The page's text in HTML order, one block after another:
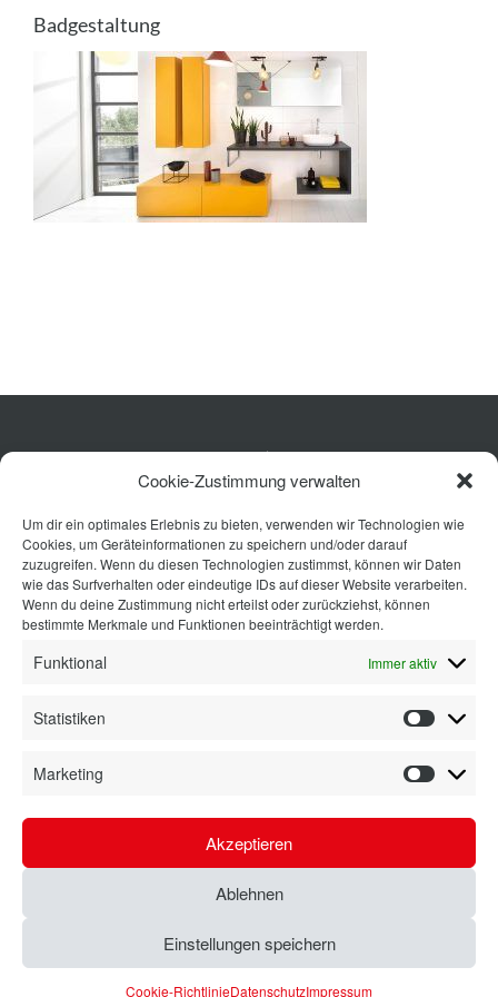
Cookie-Zustimmung verwalten
Um dir ein optimales Erlebnis zu bieten, verwenden wir Technologien wie
Cookies, um Geräteinformationen zu speichern und/oder darauf
zuzugreifen. Wenn du diesen Technologien zustimmst, können wir Daten
wie das Surfverhalten oder eindeutige IDs auf dieser Website verarbeiten.
Wenn du deine Zustimmung nicht erteilst oder zurückziehst, können
bestimmte Merkmale und Funktionen beeinträchtigt werden.
Funktional Immer aktiv
Statistiken
Marketing
Akzeptieren
Ablehnen
Einstellungen speichern
Cookie-RichtlinieDatenschutzImpressum
Ausstattung
Planung
Rechner
Projekte
Badgestaltung
Küche
Wohnen
Bad
Ausstattung
Planung
Kontakt
Datenschutz|Cookie-Richtlinie (EU)
Kontakt